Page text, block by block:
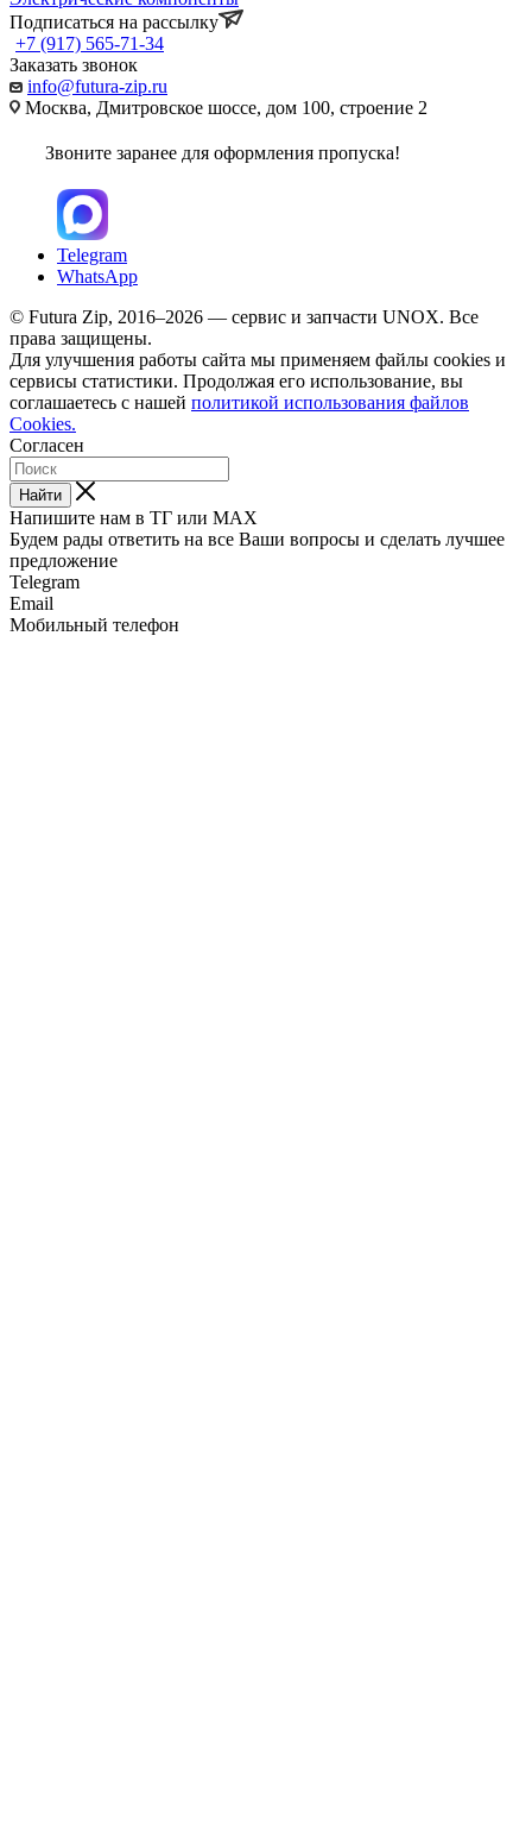
Подписаться на рассылку
+7 (917) 565-71-34
Заказать звонок
info@futura-zip.ru
Москва, Дмитровское шоссе, дом 100, строение 2
Звоните заранее для оформления пропуска!
Telegram
WhatsApp
© Futura Zip, 2016–2026 — сервис и запчасти UNOX. Все
права защищены.
Для улучшения работы сайта мы применяем файлы cookies и
сервисы статистики. Продолжая его использование, вы
соглашаетесь с нашей политикой использования файлов
Cookies.
Согласен
Найти
Напишите нам в ТГ или MAX
Будем рады ответить на все Ваши вопросы и сделать лучшее
предложение
Telegram
Email
Мобильный телефон